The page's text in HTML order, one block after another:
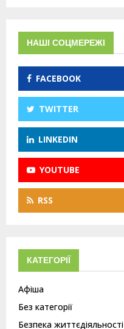
НАШІ СОЦМЕРЕЖІ
FACEBOOK
TWITTER
LINKEDIN
YOUTUBE
RSS
КАТЕГОРІЇ
Афіша
Без категорії
Безпека життєдіяльності